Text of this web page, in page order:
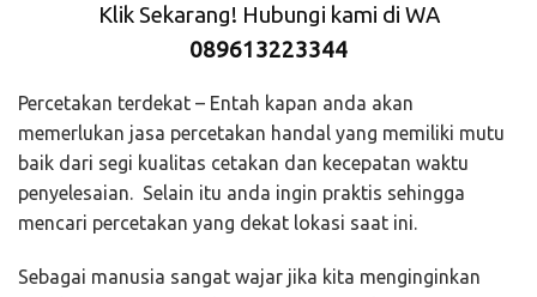
Klik Sekarang! Hubungi kami di WA
089613223344
Percetakan terdekat – Entah kapan anda akan
memerlukan jasa percetakan handal yang memiliki mutu
baik dari segi kualitas cetakan dan kecepatan waktu
penyelesaian. Selain itu anda ingin praktis sehingga
mencari percetakan yang dekat lokasi saat ini.
Sebagai manusia sangat wajar jika kita menginginkan